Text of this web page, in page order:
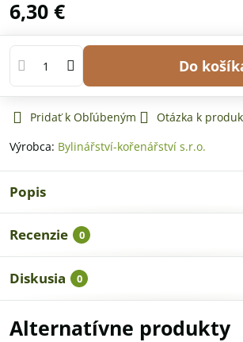
6,30 €
Do
Pridať k Obľúbeným Otázka k
Výrobca: Bylinářství-kořenářství s.r.o.
Popis
Recenzie 0
Diskusia 0
Alternatívne produkty